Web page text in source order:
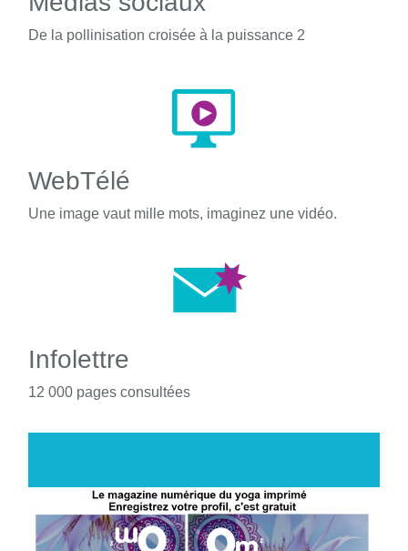
De la pollinisation croisée à la puissance 2
WebTélé
Une image vaut mille mots, imaginez une vidéo.
Infolettre
12 000 pages consultées